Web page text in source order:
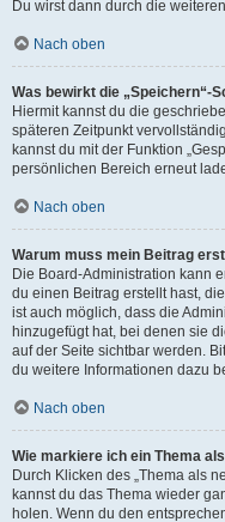
Du wirst dann durch die
Nach oben
Was bewirkt die „Speichern“-
Hiermit kannst du die
späteren Zeitpunkt
kannst du mit der Funktion
persönlichen Bereich erneut
Nach oben
Warum muss mein Beitrag
Die Board-Administration kann
du einen Beitrag erstellt hast,
ist auch möglich, dass die
hinzugefügt hat, bei denen sie
auf der Seite sichtbar werden.
du weitere Informationen dazu
Nach oben
Wie markiere ich ein Thema
Durch Klicken des „Thema als
kannst du das Thema wieder
holen. Wenn du den